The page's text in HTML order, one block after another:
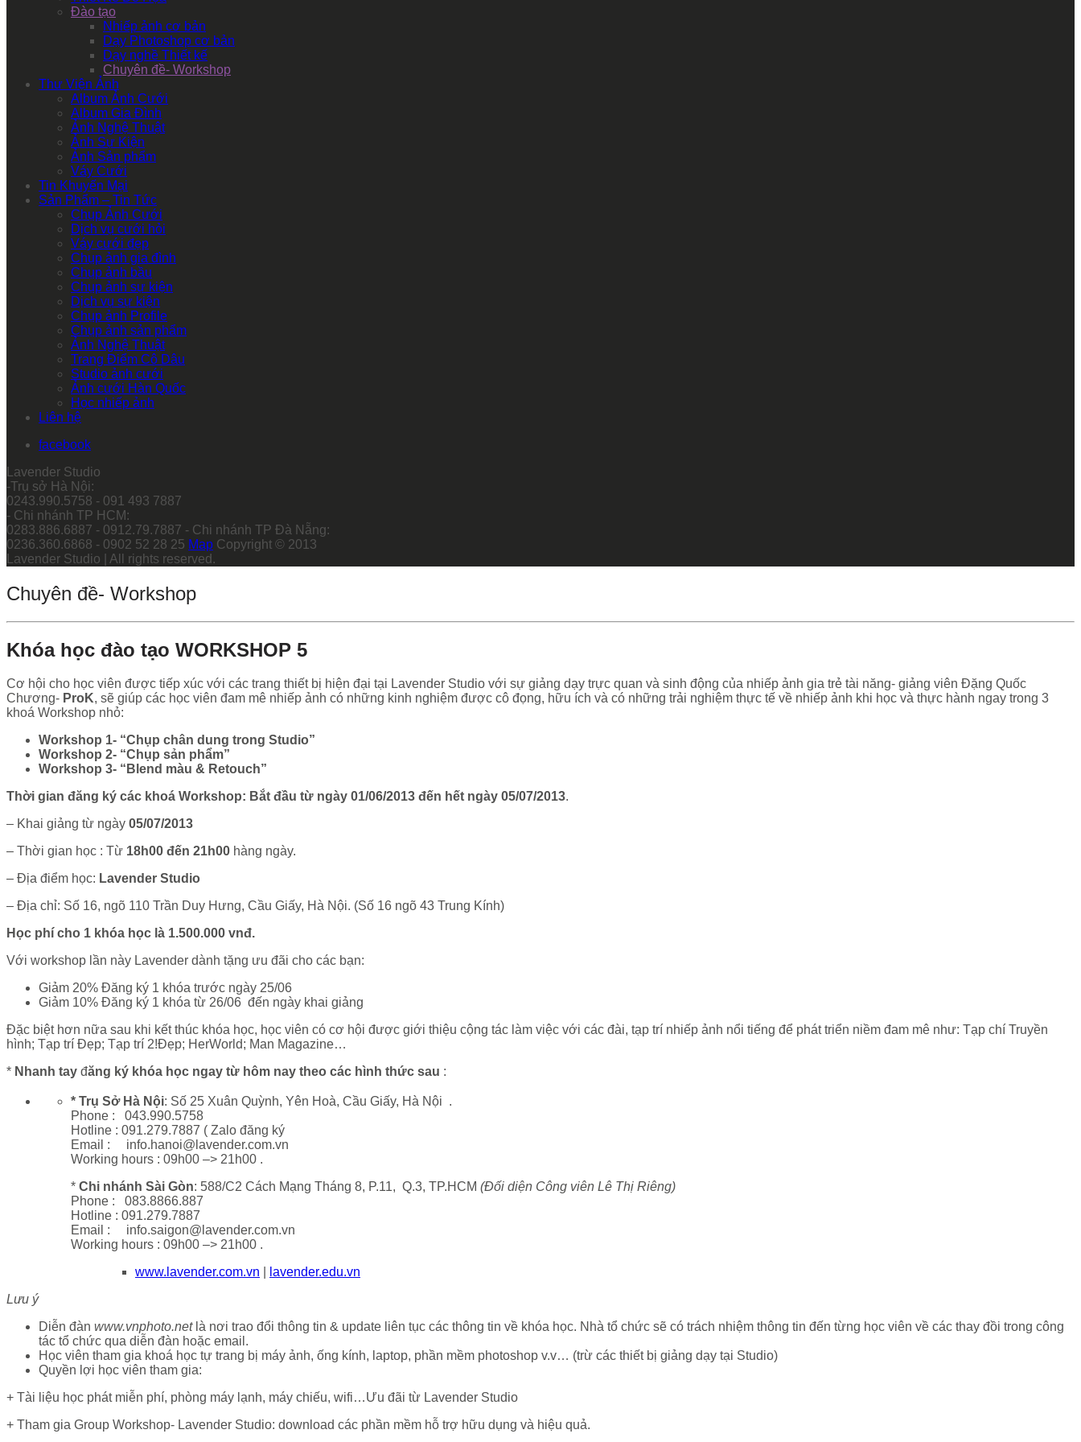
Đào tạo
Nhiếp ảnh cơ bản
Dạy Photoshop cơ bản
Dạy nghề Thiết kế
Chuyên đề- Workshop
Thư Viện Ảnh
Album Ảnh Cưới
Album Gia Đình
Ảnh Nghệ Thuật
Ảnh Sự Kiện
Ảnh Sản phẩm
Váy Cưới
Tin Khuyến Mại
Sản Phẩm – Tin Tức
Chụp Ảnh Cưới
Dịch vụ cưới hỏi
Váy cưới đẹp
Chụp ảnh gia đình
Chụp ảnh bầu
Chụp ảnh sự kiện
Dịch vụ sự kiện
Chụp ảnh Profile
Chụp ảnh sản phẩm
Ảnh Nghệ Thuật
Trang Điểm Cô Dâu
Studio ảnh cưới
Ảnh cưới Hàn Quốc
Học nhiếp ảnh
Liên hệ
facebook
Lavender Studio
-Trụ sở Hà Nội:
0243.990.5758 - 091 493 7887
- Chi nhánh TP HCM:
0283.886.6887 - 0912.79.7887 - Chi nhánh TP Đà Nẵng:
0236.360.6868 - 0902 52 28 25 Map Copyright © 2013
Lavender Studio | All rights reserved.
Chuyên đề- Workshop
Khóa học đào tạo WORKSHOP 5
Cơ hội cho học viên được tiếp xúc với các trang thiết bị hiện đại tại Lavender Studio với sự giảng dạy trực quan và sinh động của nhiếp ảnh gia trẻ tài năng- giảng viên Đặng Quốc
Chương- ProK, sẽ giúp các học viên đam mê nhiếp ảnh có những kinh nghiệm được cô đọng, hữu ích và có những trải nghiệm thực tế về nhiếp ảnh khi học và thực hành ngay trong 3
khoá Workshop nhỏ:
Workshop 1- “Chụp chân dung trong Studio”
Workshop 2- “Chụp sản phẩm”
Workshop 3- “Blend màu & Retouch”
Thời gian đăng ký các khoá Workshop: Bắt đầu từ ngày 01/06/2013 đến hết ngày 05/07/2013.
– Khai giảng từ ngày 05/07/2013
– Thời gian học : Từ 18h00 đến 21h00 hàng ngày.
– Địa điểm học: Lavender Studio
– Địa chỉ: Số 16, ngõ 110 Trần Duy Hưng, Cầu Giấy, Hà Nội. (Số 16 ngõ 43 Trung Kính)
Học phí cho 1 khóa học là 1.500.000 vnđ.
Với workshop lần này Lavender dành tặng ưu đãi cho các bạn:
Giảm 20% Đăng ký 1 khóa trước ngày 25/06
Giảm 10% Đăng ký 1 khóa từ 26/06 đến ngày khai giảng
Đặc biệt hơn nữa sau khi kết thúc khóa học, học viên có cơ hội được giới thiệu cộng tác làm việc với các đài, tạp trí nhiếp ảnh nổi tiếng để phát triển niềm đam mê như: Tạp chí Truyền
hình; Tạp trí Đẹp; Tạp trí 2!Đẹp; HerWorld; Man Magazine…
* Nhanh tay đăng ký khóa học ngay từ hôm nay theo các hình thức sau :
* Trụ Sở Hà Nội: Số 25 Xuân Quỳnh, Yên Hoà, Cầu Giấy, Hà Nội .
Phone : 043.990.5758
Hotline : 091.279.7887 ( Zalo đăng ký
Email : info.hanoi@lavender.com.vn
Working hours : 09h00 –> 21h00 .
* Chi nhánh Sài Gòn: 588/C2 Cách Mạng Tháng 8, P.11, Q.3, TP.HCM (Đối diện Công viên Lê Thị Riêng)
Phone : 083.8866.887
Hotline : 091.279.7887
Email : info.saigon@lavender.com.vn
Working hours : 09h00 –> 21h00 .
www.lavender.com.vn
lavender.edu.vn
Lưu ý
Diễn đàn www.vnphoto.netlà nơi trao đổi thông tin & update liên tục các thông tin về khóa học. Nhà tổ chức sẽ có trách nhiệm thông tin đến từng học viên về các thay đồi trong công
tác tổ chức qua diễn đàn hoặc email.
Học viên tham gia khoá học tự trang bị máy ảnh, ống kính, laptop, phần mềm photoshop v.v… (trừ các thiết bị giảng dạy tại Studio)
Quyền lợi học viên tham gia:
+ Tài liệu học phát miễn phí, phòng máy lạnh, máy chiếu, wifi…Ưu đãi từ Lavender Studio
+ Tham gia Group Workshop- Lavender Studio: download các phần mềm hỗ trợ hữu dụng và hiệu quả.